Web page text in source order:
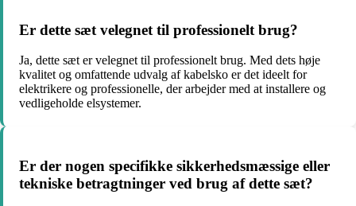
Er dette sæt velegnet til professionelt brug?
Ja, dette sæt er velegnet til professionelt brug. Med dets høje
kvalitet og omfattende udvalg af kabelsko er det ideelt for
elektrikere og professionelle, der arbejder med at installere og
vedligeholde elsystemer.
Er der nogen specifikke sikkerhedsmæssige eller
tekniske betragtninger ved brug af dette sæt?